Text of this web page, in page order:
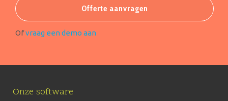
Offerte aanvragen
Ofvraag een demo aan
Onze software